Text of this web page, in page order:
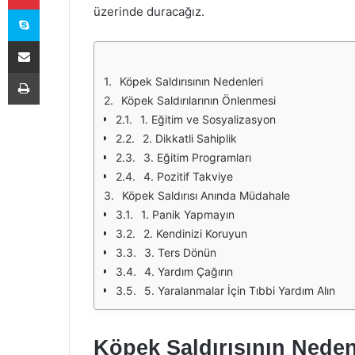
üzerinde duracağız.
Köpek Saldırısının Nedenleri
Köpek Saldırılarının Önlenmesi
1. Eğitim ve Sosyalizasyon
2. Dikkatli Sahiplik
3. Eğitim Programları
4. Pozitif Takviye
Köpek Saldırısı Anında Müdahale
1. Panik Yapmayın
2. Kendinizi Koruyun
3. Ters Dönün
4. Yardım Çağırın
5. Yaralanmalar İçin Tıbbi Yardım Alın
Köpek Saldırısının
Skype
E-Posta ile paylaş